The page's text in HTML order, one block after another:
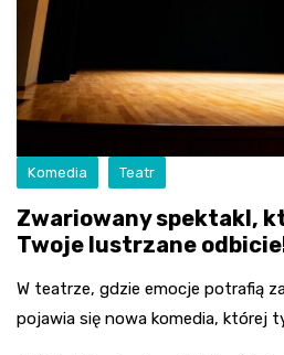
Komedia Teatr
Zwariowany spektakl,
Twoje lustrzane
W teatrze, gdzie emocje potrafią
pojawia się nowa komedia, której